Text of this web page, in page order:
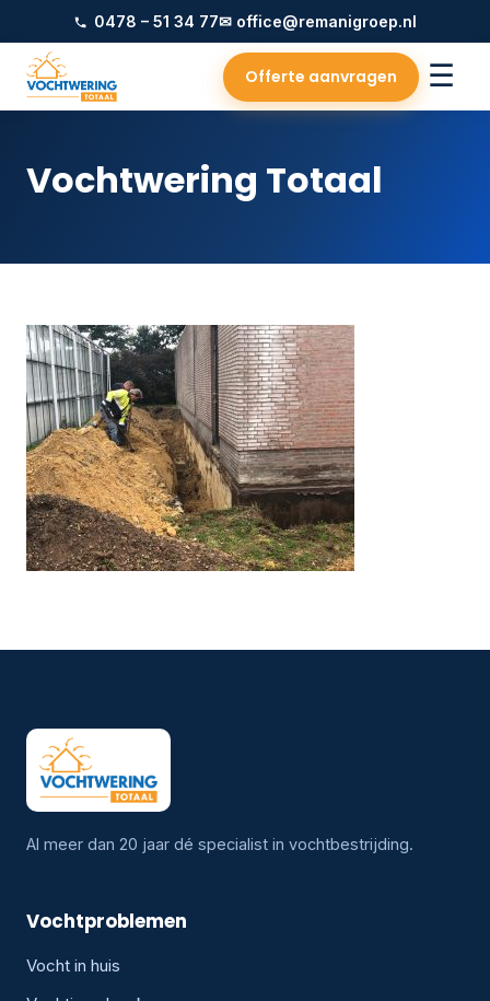
0478 – 51 34 77✉ office@remanigroep.nl
Offerte aanvragen ☰
Vochtwering Totaal
Al meer dan 20 jaar dé specialist in vochtbestrijding.
Vochtproblemen
Vocht in huis